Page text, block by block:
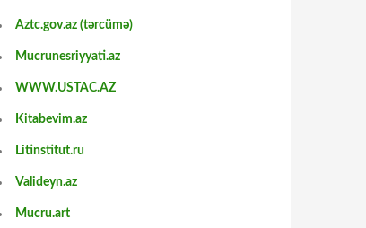
Aztc.gov.az (tərcümə)
Mucrunesriyyati.az
WWW.USTAC.AZ
Kitabevim.az
Litinstitut.ru
Valideyn.az
Mucru.art